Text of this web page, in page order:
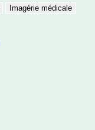
Imagérie médicale